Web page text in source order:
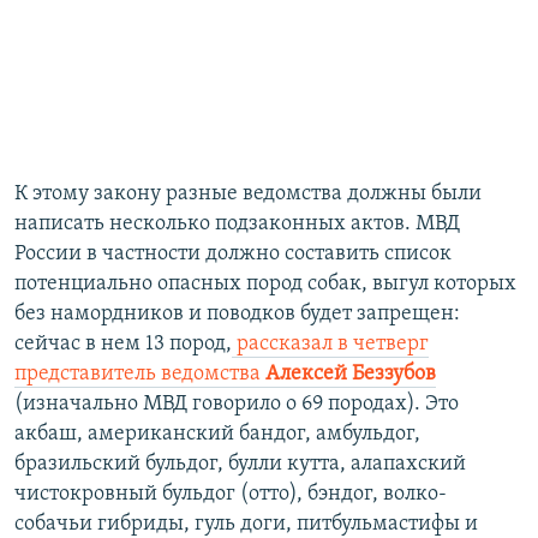
К этому закону разные ведомства должны были
написать несколько подзаконных актов. МВД
России в частности должно составить список
потенциально опасных пород собак, выгул которых
без намордников и поводков будет запрещен:
сейчас в нем 13 пород, рассказал в четверг
представитель ведомства Алексей Беззубов
(изначально МВД говорило о 69 породах). Это
акбаш, американский бандог, амбульдог,
бразильский бульдог, булли кутта, алапахский
чистокровный бульдог (отто), бэндог, волко-
собачьи гибриды, гуль доги, питбульмастифы и